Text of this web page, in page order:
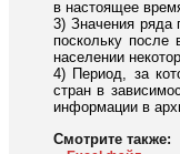
в настоящее
3) Значения ряда
поскольку после
населении
4) Период, за
стран в
информации в
Смотрите также: